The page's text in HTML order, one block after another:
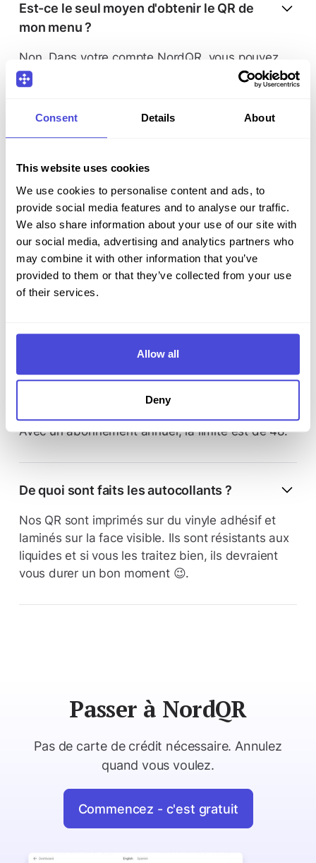
Consent Details About
This website uses cookies
We use cookies to personalise content and ads, to
provide social media features and to analyse our traffic.
We also share information about your use of our site with
our social media, advertising and analytics partners who
may combine it with other information that you’ve
provided to them or that they’ve collected from your use
of their services.
Allow all
Deny
Est-ce le seul moyen d'obtenir le QR de
mon menu ?
Non. Dans votre compte NordQR, vous pouvez
toujours télécharger des QR au format PDF, que
vous devez ensuite imprimer et coller sur vos
Quelle est la taille des autocollants QR
que je recevrai ?
Pour le moment, nous n'envoyons que des
autocollants QR de petite taille, 50x62 mm. C'est
idéal pour les appliquer sur les tables.
Combien d'autocollants QR puis-je
Si vous êtes en période d'essai ou si vous avez
Avec un abonnement annuel, la limite est de 48.
De quoi sont faits les autocollants ?
Nos QR sont imprimés sur du vinyle adhésif et
laminés sur la face visible. Ils sont résistants aux
liquides et si vous les traitez bien, ils devraient
vous durer un bon moment 😉.
Passer à NordQR
Pas de carte de crédit nécessaire. Annulez
quand vous voulez.
Commencez - c'est gratuit